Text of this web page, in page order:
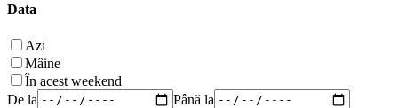
Data
Azi
Mâine
În acest weekend
De la
Până la